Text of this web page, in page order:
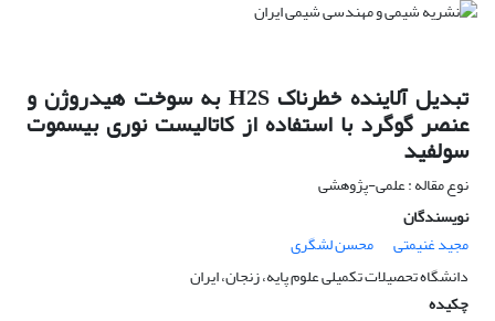
تبدیل آلاینده خطرناک H2S به سوخت هیدروژن و
عنصر گوگرد با استفاده از کاتالیست نوری بیسموت
سولفید
نوع مقاله : علمی-پژوهشی
نویسندگان
مجید غنیمتی
محسن لشگری
دانشگاه تحصیلات تکمیلی علوم پایه، زنجان، ایران
چکیده